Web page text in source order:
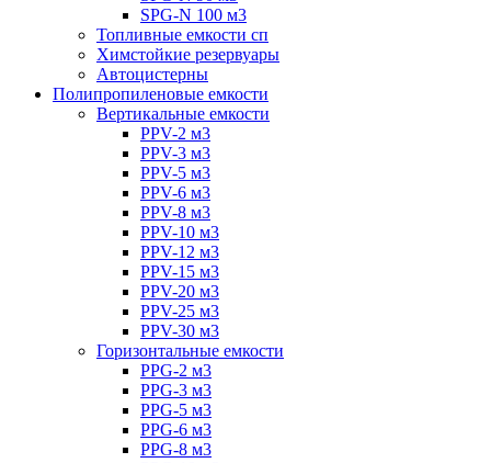
SPG-N 100 м3
Топливные емкости сп
Химстойкие резервуары
Автоцистерны
Полипропиленовые емкости
Вертикальные емкости
PPV-2 м3
PPV-3 м3
PPV-5 м3
PPV-6 м3
PPV-8 м3
PPV-10 м3
PPV-12 м3
PPV-15 м3
PPV-20 м3
PPV-25 м3
PPV-30 м3
Горизонтальные емкости
PPG-2 м3
PPG-3 м3
PPG-5 м3
PPG-6 м3
PPG-8 м3